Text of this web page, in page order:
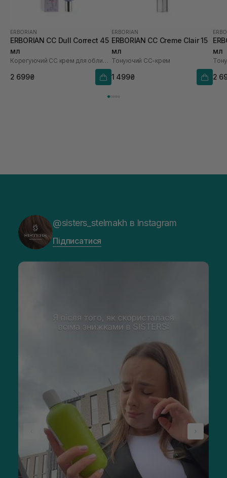
ERBORIAN
ERBORIAN CC Dull Correct 45
мл
Корегуючий СС крем для обличчя
2 699₴
ERBORIAN
ERBORIAN CC Creme Clair 15
мл
Тонуючий СС-крем
1 499₴
мл
2
@sisters_stelmakh в Instagram
Підписатися